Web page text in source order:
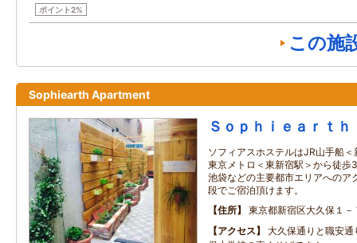
ポイント2%
この施
Sophiearth Apartment
Ｓｏｐｈｉｅａｒｔ
ソフィアスホステルはJR山手船
東京メトロ＜東新宿駅＞から徒歩
池袋などの主要都市エリアへのア
段でご宿泊頂けます。
住所
東京都新宿区大久保１
アクセス
大久保通りと職安